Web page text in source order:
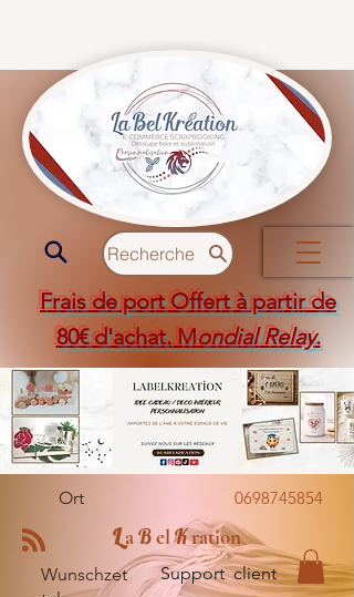
Recherche
Frais de port Offert à partir de
80€ d'achat. Mondial Relay.
Ort 0698745854
LaBelKration
Wunschzet
Support client